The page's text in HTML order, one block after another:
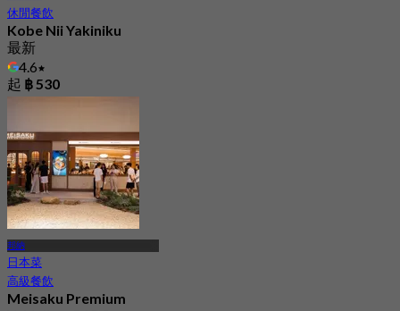
休閒餐飲
Kobe Nii Yakiniku
最新
4.6
起 ฿ 530
邦納
日本菜
高級餐飲
Meisaku Premium